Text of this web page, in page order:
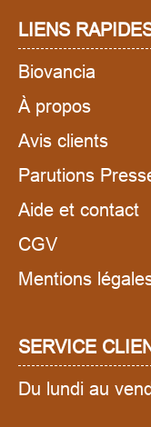
LIENS
Biovancia
À propos
Avis clients
Parutions
Aide et contact
CGV
Mentions
SERVICE
Du lundi au